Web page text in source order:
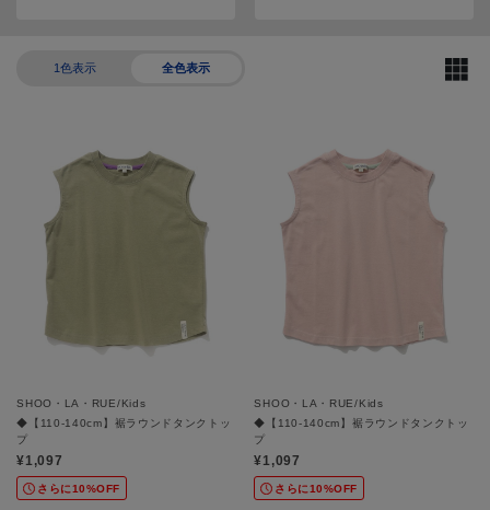
1色表示 全色表示
SHOO・LA・RUE/Kids
◆【110-140cm】裾ラウンドタンクトッ
プ
¥1,097
さらに10%OFF
SHOO・LA・RUE/Kids
◆【110-140cm】裾ラウンドタンクトッ
プ
¥1,097
さらに10%OFF